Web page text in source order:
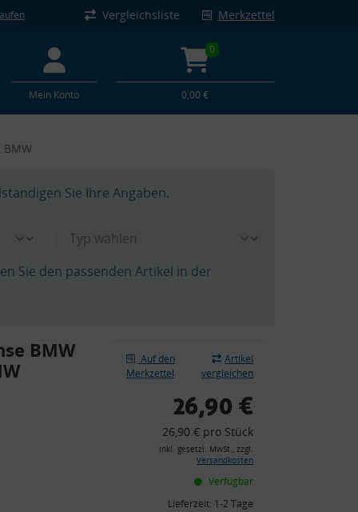
Vergleichsliste Merkzettel
Mein Konto
0
0,00 €
BMW
Sie Ihre Angaben.
Sie den passenden Artikel in der
BMW
Auf den
Merkzettel
Artikel
vergleichen
26,90 €
26,90 € pro Stück
inkl. gesetzl. MwSt., zzgl.
Versandkosten
Verfügbar
Lieferzeit: 1-2 Tage